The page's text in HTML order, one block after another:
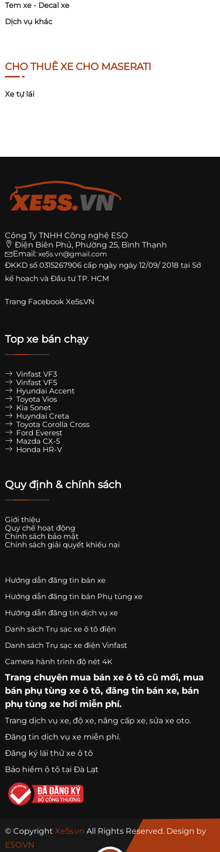
Tem xe - Decal xe
Dịch vụ khác
CHO THUÊ XE CHO MASERATI
Xe tự lái
Công Ty TNHH Công nghệ ESO
Điện Biên Phủ, Phường 25, Bình Thạnh
Email: xe5s.vn@gmail.com
ĐKKD số 0315267906 cấp ngày ngày 12/09/ 2018 tại Sở
kế hoạch và Đầu tư TP. HCM
Trang Facebook Xe5s.VN
Top xe bán chạy
Vinfast VF3
Vinfast VF5
Hyundai Accent
Toyota Vios
Kia Sonet
Huyndai Creta
Toyota Corolla Cross
Ford Everest
Mazda CX-5
Honda HR-V
Quy định & chính sách
Giới thiệu
Quy chế hoạt động
Chính sách bảo mật
Chính sách giải quyết khiếu nại
Hướng dẫn đăng tin bán xe
Hướng dẫn đăng tin bán Phụ tùng xe
Hướng dẫn đăng tin dịch vụ xe
Danh sách Trụ sạc xe ô tô điện
Danh sách Trụ sạc xe điện Vinfast
Camera hành trình độ nét 4K
Trang chuyên mua bán xe ô tô cũ mới, mua
bán phụ tùng xe ô tô, đăng tin bán xe, bán
phụ tùng xe hơi miễn phí.
Trang dịch vụ xe, độ xe, nâng cấp xe, sửa xe oto.
Đăng tin dịch vụ xe miễn phí.
Đăng ký lái thử xe ô tô
Bảo hiểm ô tô tại Đà Lạt
© Copyright Xe5s.vn All Rights Reserved. Design by
ESO.VN